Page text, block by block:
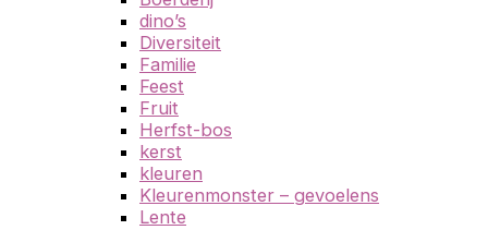
dino’s
Diversiteit
Familie
Feest
Fruit
Herfst-bos
kerst
kleuren
Kleurenmonster – gevoelens
Lente